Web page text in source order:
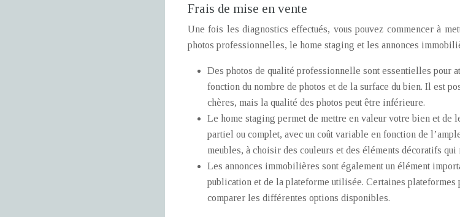
Frais de mise en vente
Une fois les diagnostics effectués, vous pouvez commencer à
photos professionnelles, le home staging et les annonces
Des photos de qualité professionnelle sont essentielles pour
fonction du nombre de photos et de la surface du bien. Il est
chères, mais la qualité des photos peut être inférieure.
Le home staging permet de mettre en valeur votre bien et de
partiel ou complet, avec un coût variable en fonction de
meubles, à choisir des couleurs et des éléments décoratifs
Les annonces immobilières sont également un élément
publication et de la plateforme utilisée. Certaines plateformes
comparer les différentes options disponibles.